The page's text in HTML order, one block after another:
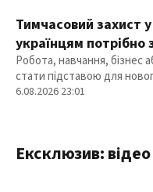
Тимчасовий захист
українцям
Робота, навчання, бізнес
стати підставою для
6.08.2026 23:01
Ексклюзив: відео